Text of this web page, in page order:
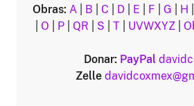
Obras: A B C D E F G H
O P| QR S T| UVWXYZ|
Donar: PayPal
Zelle